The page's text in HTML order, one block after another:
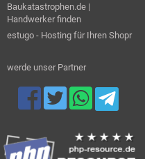
Baukatastrophen.de |
Handwerker finden
estugo - Hosting für Ihren Shopr
werde unser Partner